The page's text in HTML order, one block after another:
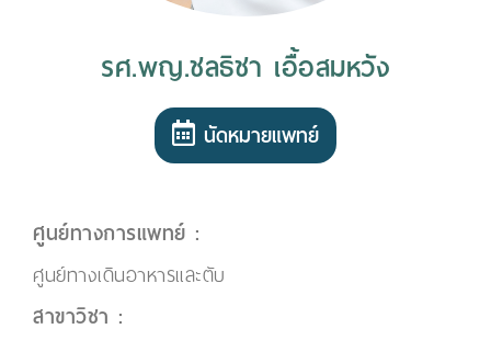
รศ.พญ.ชลธิชา เอื้อสมหวัง
นัดหมายแพทย์
ศูนย์ทางการแพทย์ :
ศูนย์ทางเดินอาหารและตับ
สาขาวิชา :